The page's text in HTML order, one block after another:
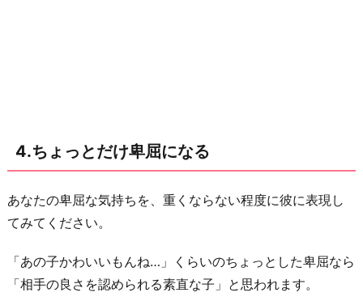
4.ちょっとだけ卑屈になる
あなたの卑屈な気持ちを、重くならない程度に彼に表現し
てみてください。
「あの子かわいいもんね…」くらいのちょっとした卑屈なら
「相手の良さを認められる素直な子」と思われます。